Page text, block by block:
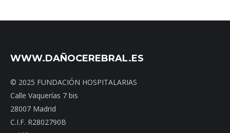
WWW.DAÑOCEREBRAL.ES
© 2025 FUNDACIÓN HOSPITALARIAS
Calle Vaquerías 7 bis
28007 Madrid
C.I.F. R2802790B